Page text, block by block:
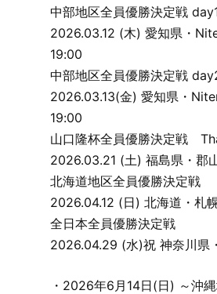
中部地区全員優勝決定戦
2026.03.12 (木) 愛知県・
19:00
中部地区全員優勝決定戦
2026.03.13(金) 愛知県・
19:00
山口隆杯全員優勝決定戦
2026.03.21 (土) 福島県・郡
北海道地区全員優勝決定戦
2026.04.12 (日) 北海道・札
全日本全員優勝決定戦
2026.04.29 (水)祝 神奈川県
・2026年6月14日(日) ～沖